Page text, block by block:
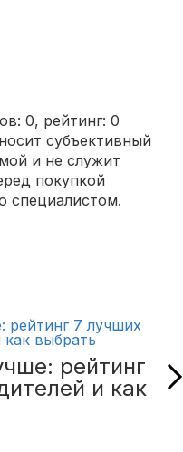
0, рейтинг: 0
субъективный
и не служит
покупкой
специалистом.
рейтинг
и как